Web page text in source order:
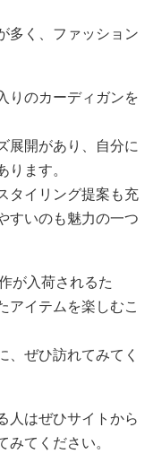
多く、ファッション
りのカーディガンを
展開があり、自分に
ります。
タイリング提案も充
すいのも魅力の一つ
が入荷されるた
アイテムを楽しむこ
、ぜひ訪れてみてく
人はぜひサイトから
みてください。